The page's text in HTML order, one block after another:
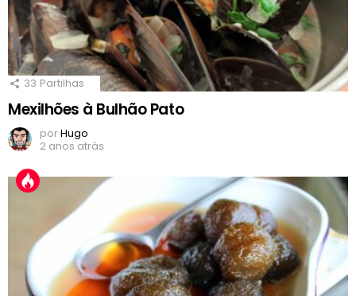
33 Partilhas
Mexilhões à Bulhão Pato
porHugo
2 anos atrás